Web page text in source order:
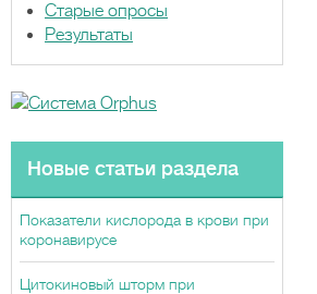
Старые опросы
Результаты
Новые статьи раздела
Показатели кислорода в крови при
коронавирусе
Цитокиновый шторм при